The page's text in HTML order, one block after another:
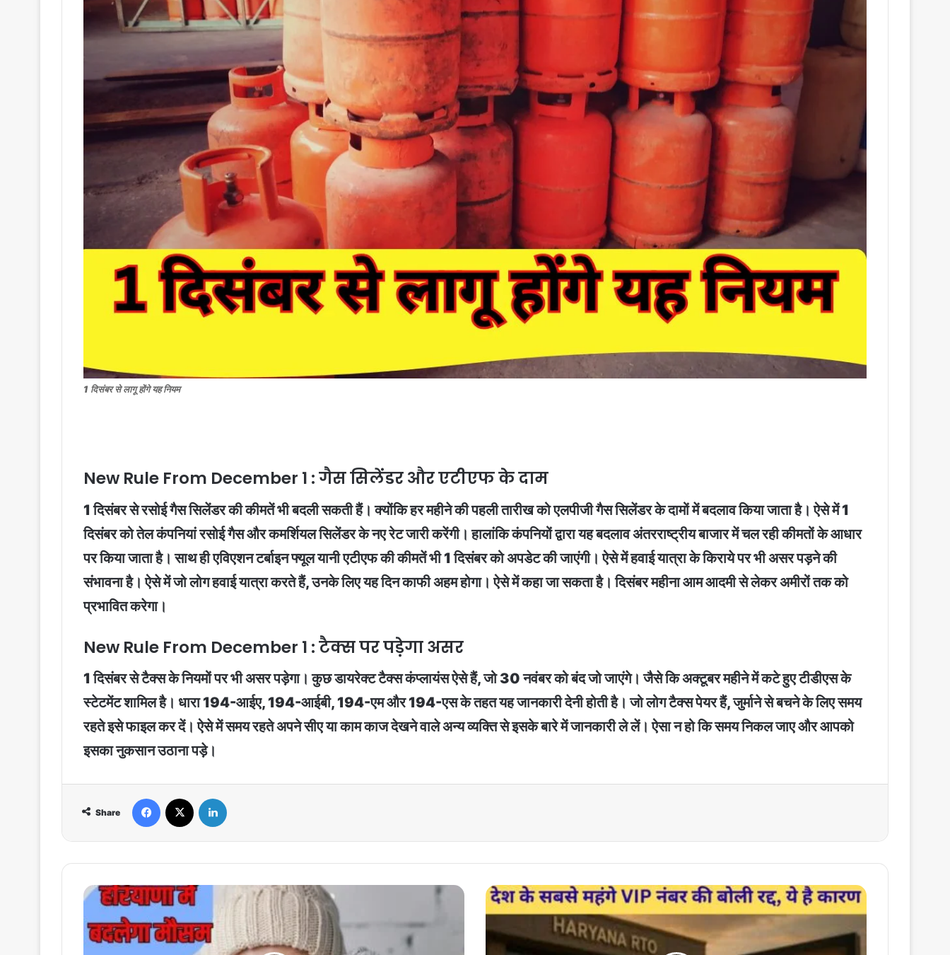
1 दिसंबर से लागू होंगे यह नियम
New Rule From December 1 : गैस सिलेंडर और एटीएफ के दाम
1 दिसंबर से रसोई गैस सिलेंडर की कीमतें भी बदली सकती हैं। क्योंकि हर महीने की पहली तारीख को एलपीजी गैस सिलेंडर के दामों में बदलाव किया जाता है। ऐसे में 1
दिसंबर को तेल कंपनियां रसोई गैस और कमर्शियल सिलेंडर के नए रेट जारी करेंगी। हालांकि कंपनियों द्वारा यह बदलाव अंतरराष्ट्रीय बाजार में चल रही कीमतों के आधार
पर किया जाता है। साथ ही एविएशन टर्बाइन फ्यूल यानी एटीएफ की कीमतें भी 1 दिसंबर को अपडेट की जाएंगी। ऐसे में हवाई यात्रा के किराये पर भी असर पड़ने की
संभावना है। ऐसे में जो लोग हवाई यात्रा करते हैं, उनके लिए यह दिन काफी अहम होगा। ऐसे में कहा जा सकता है। दिसंबर महीना आम आदमी से लेकर अमीरों तक को
प्रभावित करेगा।
New Rule From December 1 : टैक्स पर पड़ेगा असर
1 दिसंबर से टैक्स के नियमों पर भी असर पड़ेगा। कुछ डायरेक्ट टैक्स कंप्लायंस ऐसे हैं, जो 30 नवंबर को बंद जो जाएंगे। जैसे कि अक्टूबर महीने में कटे हुए टीडीएस के
स्टेटमेंट शामिल है। धारा 194-आईए, 194-आईबी, 194-एम और 194-एस के तहत यह जानकारी देनी होती है। जो लोग टैक्स पेयर हैं, जुर्माने से बचने के लिए समय
रहते इसे फाइल कर दें। ऐसे में समय रहते अपने सीए या काम काज देखने वाले अन्य व्यक्ति से इसके बारे में जानकारी ले लें। ऐसा न हो कि समय निकल जाए और आपको
इसका नुकसान उठाना पड़े।
Share
Facebook
Weather
Update:
हरियाणा
VIP
Number